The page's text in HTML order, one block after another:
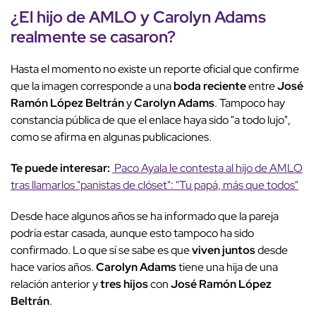
¿El hijo de AMLO yCarolyn Adams
realmente se casaron?
Hasta el momento no existe un reporte oficial que confirme
que la imagen corresponde a unaboda recienteentreJosé
Ramón López BeltrányCarolyn Adams. Tampoco hay
constancia pública de que el enlace haya sido "a todo lujo",
como se afirma en algunas publicaciones.
Te puede interesar: Paco Ayala le contesta al hijo de AMLO
tras llamarlos "panistas de clóset": "Tu papá, más que todos"
Desde hace algunos años se ha informado que la pareja
podría estar casada, aunque esto tampoco ha sido
confirmado. Lo que sí se sabe es queviven juntosdesde
hace varios años.Carolyn Adamstiene una hija de una
relación anterior ytres hijosconJosé Ramón López
Beltrán.